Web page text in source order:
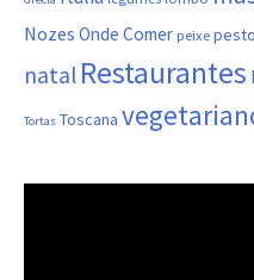
Nozes Onde Comer peixe pesto
natal Restaurantes
Tortas Toscana